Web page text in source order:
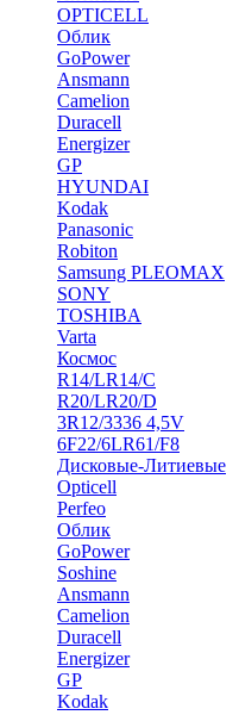
OPTICELL
Облик
GoPower
Ansmann
Camelion
Duracell
Energizer
GP
HYUNDAI
Kodak
Panasonic
Robiton
Samsung PLEOMAX
SONY
TOSHIBA
Varta
Космос
R14/LR14/C
R20/LR20/D
3R12/3336 4,5V
6F22/6LR61/F8
Дисковые-Литиевые
Opticell
Perfeo
Облик
GoPower
Soshine
Ansmann
Camelion
Duracell
Energizer
GP
Kodak